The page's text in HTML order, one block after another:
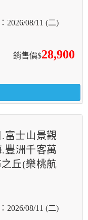
2026/08/11 (二)
銷售價$28,900
.富士山景觀
豐洲千客萬
丘(樂桃航
2026/08/11 (二)